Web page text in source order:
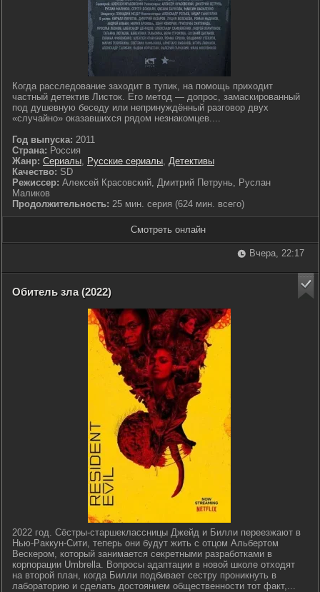
Когда расследование заходит в тупик, на помощь приходит
частный детектив Листок. Его метод — допрос, замаскированный
под душевную беседу или непринуждённый разговор двух
«случайно» оказавшихся рядом незнакомцев....
Год выпуска: 2011
Страна: Россия
Жанр: Сериалы, Русские сериалы, Детективы
Качество: SD
Режиссер: Алексей Красовский, Дмитрий Петрунь, Руслан
Маликов
Продолжительность: 25 мин. серия (624 мин. всего)
Смотреть онлайн
Вчера, 22:17
Обитель зла (2022)
2022 год. Сёстры-старшеклассницы Джейд и Билли переезжают в
Нью-Раккун-Сити, теперь они будут жить с отцом Альбертом
Вескером, который занимается секретными разработками в
корпорации Umbrella. Вопросы адаптации в новой школе отходят
на второй план, когда Билли подбивает сестру проникнуть в
лабораторию и сделать достоянием общественности тот факт,...